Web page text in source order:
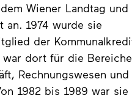
Wiener Landtag und
an. 1974 wurde sie
der
war dort für die Bereiche
Rechnungswesen und
1982 bis 1989 war sie